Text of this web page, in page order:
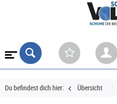
Du befindest dich hier: Übersicht